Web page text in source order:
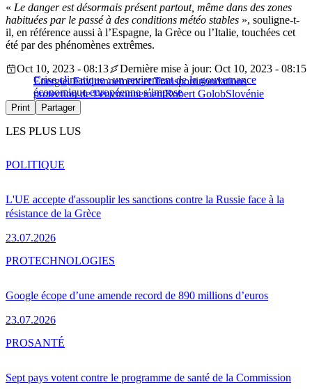
« Le danger est désormais présent partout, même dans des zones
habituées par le passé à des conditions météo stables », souligne-t-
il, en référence aussi à l’Espagne, la Grèce ou l’Italie, touchées cet
été par des phénomènes extrêmes.
Crise climatique : un revirement de la gouvernance
économique européenne s’impose
Oct 10, 2023 - 08:13
Dernière mise à jour: Oct 10, 2023 - 08:15
Energie, Environnement et Transportinondations
protection de l’environnementRobert GolobSlovénie
Print Partager
LES PLUS LUS
L'UE accepte d'assouplir les sanctions contre la Russie face à la
résistance de la Grèce
23.07.2026
POLITIQUE
Google écope d’une amende record de 890 millions d’euros
23.07.2026
PROTECHNOLOGIES
Sept pays votent contre le programme de santé de la Commission
PROSANTÉ